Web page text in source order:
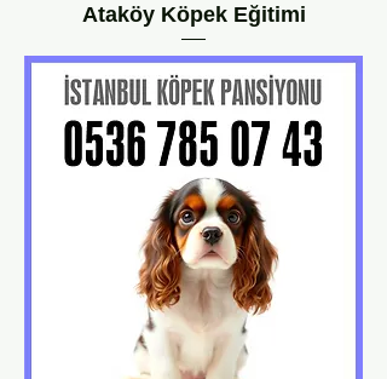
Ataköy Köpek Eğitimi